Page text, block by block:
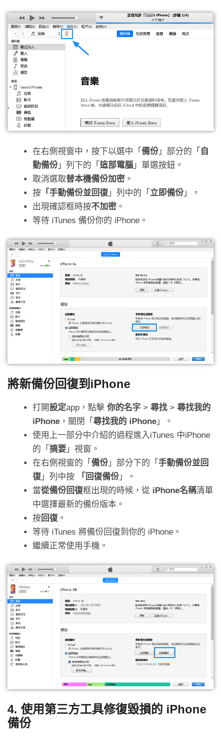
在右側視窗中，按下以選中「 備份 」部分的「 自
動備份 」列下的「 這部電腦 」單選按鈕。
取消選取替本機備份加密 。
按 「手動備份並回復 」列中的「 立即備份 」。
出現確認框時按不加密 。
等待 iTunes 備份你的 iPhone。
將新備份回復到iPhone
打開設定app，點擊 你的名字 > 尋找 > 尋找我的
iPhone ，關閉「 尋找我的 iPhone 」。
使用上一部分中介紹的過程進入iTunes 中iPhone
的「 摘要 」視窗。
在右側視窗的「 備份 」部分下的「 手動備份並回
復 」列中按 「回復備份 」。
當從備份回復框出現的時候，從 iPhone名稱清單
中選擇最新的備份版本。
按回復 。
等待 iTunes 將備份回復到你的 iPhone。
繼續正常使用手機。
4. 使用第三方工具修復毀損的 iPhone
備份